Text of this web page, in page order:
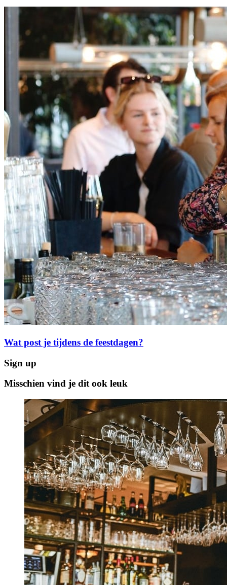
Wat post je tijdens de feestdagen?
Sign up
Misschien vind je dit ook leuk